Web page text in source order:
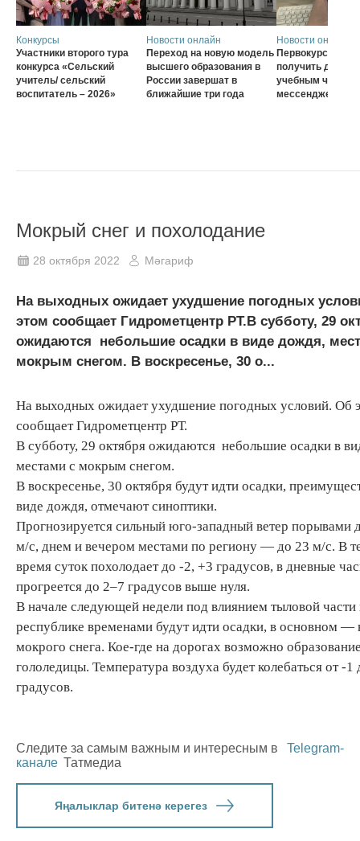
Конкурсы
Участники второго тура
конкурса «Сельский
учитель/ сельский
воспитатель – 2026»
Новости онлайн
Переход на новую модель
высшего образования в
России завершат в
ближайшие три года
Новости онлайн
Первокурсники
получить доступ
учебным чатам
мессенджер MAX
Мокрый снег и похолодание
28 октября 2022 Мәгариф
На выходных ожидает ухудшение погодных
этом сообщает Гидрометцентр РТ.В субботу, 29
ожидаются небольшие осадки в виде дождя,
мокрым снегом. В воскресенье, 30 о...
На выходных ожидает ухудшение погодных условий. Об
сообщает Гидрометцентр РТ.
В субботу, 29 октября ожидаются небольшие осадки в
местами с мокрым снегом.
В воскресенье, 30 октября будут идти осадки,
виде дождя, отмечают синоптики.
Прогнозируется сильный юго-западный ветер порывами
м/с, днем и вечером местами по региону — до 23 м/с. В
время суток похолодает до -2, +3 градусов, в дневные
прогреется до 2–7 градусов выше нуля.
В начале следующей недели под влиянием тыловой части
республике временами будут идти осадки, в основном —
мокрого снега. Кое-где на дорогах возможно
гололедицы. Температура воздуха будет колебаться от -1
градусов.
Следите за самым важным и интересным в
Telegram-
канале Татмедиа
Яңалыклар битенә керегез